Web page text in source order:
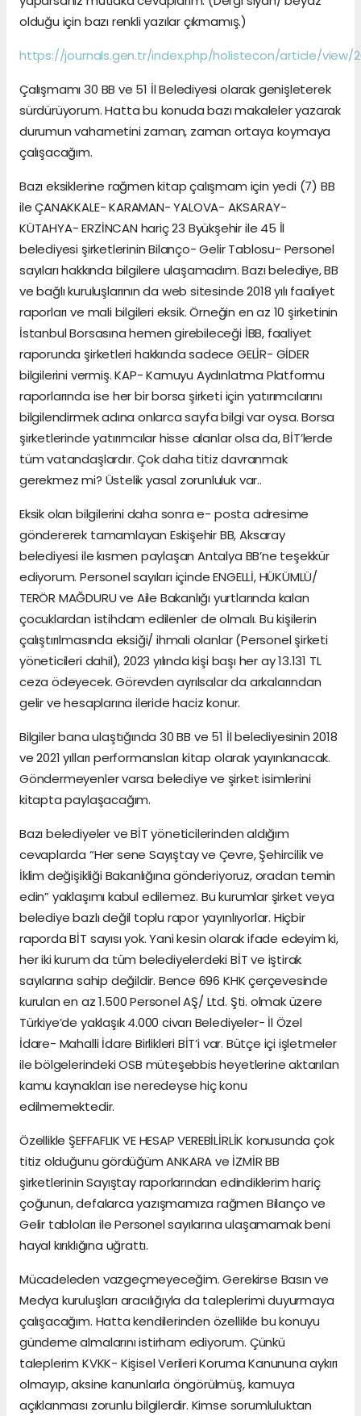
olduğu için bazı renkli yazılar çıkmamış.)
https://journals.gen.tr/index.php/holistecon/article/view/
Çalışmamı 30 BB ve 51 İl Belediyesi olarak genişleterek
sürdürüyorum. Hatta bu konuda bazı makaleler yazarak
durumun vahametini zaman, zaman ortaya koymaya
çalışacağım.
Bazı eksiklerine rağmen kitap çalışmam için yedi (7) BB
ile ÇANAKKALE- KARAMAN- YALOVA- AKSARAY-
KÜTAHYA- ERZİNCAN hariç 23 Byükşehir ile 45 İl
belediyesi şirketlerinin Bilanço- Gelir Tablosu- Personel
sayıları hakkında bilgilere ulaşamadım. Bazı belediye, BB
ve bağlı kuruluşlarının da web sitesinde 2018 yılı faaliyet
raporları ve mali bilgileri eksik. Örneğin en az 10 şirketinin
İstanbul Borsasına hemen girebileceği İBB, faaliyet
raporunda şirketleri hakkında sadece GELİR- GİDER
bilgilerini vermiş. KAP- Kamuyu Aydınlatma Platformu
raporlarında ise her bir borsa şirketi için yatırımcılarını
bilgilendirmek adına onlarca sayfa bilgi var oysa. Borsa
şirketlerinde yatırımcılar hisse alanlar olsa da, BİT’lerde
tüm vatandaşlardır. Çok daha titiz davranmak
gerekmez mi? Üstelik yasal zorunluluk var..
Eksik olan bilgilerini daha sonra e- posta adresime
göndererek tamamlayan Eskişehir BB, Aksaray
belediyesi ile kısmen paylaşan Antalya BB’ne teşekkür
ediyorum. Personel sayıları içinde ENGELLİ, HÜKÜMLÜ/
TERÖR MAĞDURU ve Aile Bakanlığı yurtlarında kalan
çocuklardan istihdam edilenler de olmalı. Bu kişilerin
çalıştırılmasında eksiği/ ihmali olanlar (Personel şirketi
yöneticileri dahil), 2023 yılında kişi başı her ay 13.131 TL
ceza ödeyecek. Görevden ayrılsalar da arkalarından
gelir ve hesaplarına ileride haciz konur.
Bilgiler bana ulaştığında 30 BB ve 51 İl belediyesinin 2018
ve 2021 yılları performansları kitap olarak yayınlanacak.
Göndermeyenler varsa belediye ve şirket isimlerini
kitapta paylaşacağım.
Bazı belediyeler ve BİT yöneticilerinden aldığım
cevaplarda “Her sene Sayıştay ve Çevre, Şehircilik ve
İklim değişikliği Bakanlığına gönderiyoruz, oradan temin
edin” yaklaşımı kabul edilemez. Bu kurumlar şirket veya
belediye bazlı değil toplu rapor yayınlıyorlar. Hiçbir
raporda BİT sayısı yok. Yani kesin olarak ifade edeyim ki,
her iki kurum da tüm belediyelerdeki BİT ve iştirak
sayılarına sahip değildir. Bence 696 KHK çerçevesinde
kurulan en az 1.500 Personel AŞ/ Ltd. Şti. olmak üzere
Türkiye’de yaklaşık 4.000 civarı Belediyeler- İl Özel
İdare- Mahalli İdare Birlikleri BİT’i var. Bütçe içi işletmeler
ile bölgelerindeki OSB müteşebbis heyetlerine aktarılan
kamu kaynakları ise neredeyse hiç konu
edilmemektedir.
Özellikle ŞEFFAFLIK VE HESAP VEREBİLİRLİK konusunda çok
titiz olduğunu gördüğüm ANKARA ve İZMİR BB
şirketlerinin Sayıştay raporlarından edindiklerim hariç
çoğunun, defalarca yazışmamıza rağmen Bilanço ve
Gelir tabloları ile Personel sayılarına ulaşamamak beni
hayal kırıklığına uğrattı.
Mücadeleden vazgeçmeyeceğim. Gerekirse Basın ve
Medya kuruluşları aracılığıyla da taleplerimi duyurmaya
çalışacağım. Hatta kendilerinden özellikle bu konuyu
gündeme almalarını istirham ediyorum. Çünkü
taleplerim KVKK- Kişisel Verileri Koruma Kanununa aykırı
olmayıp, aksine kanunlarla öngörülmüş, kamuya
açıklanması zorunlu bilgilerdir. Kimse sorumluluktan